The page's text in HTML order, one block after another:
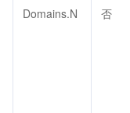
Domains.N 否